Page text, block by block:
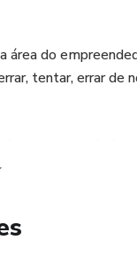
área do
tentar, errar de
mesmo depois de
é a vida de